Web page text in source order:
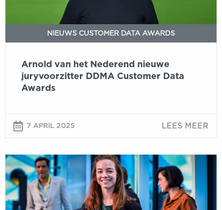
NIEUWS CUSTOMER DATA AWARDS
Arnold van het Nederend nieuwe
juryvoorzitter DDMA Customer Data
Awards
7 APRIL 2025 LEES MEER
Rituals
wint
innovation
award
bij